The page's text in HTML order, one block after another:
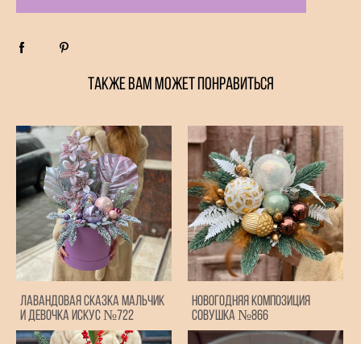
ТАКЖЕ ВАМ МОЖЕТ ПОНРАВИТЬСЯ
Лавандовая Сказка мальчик
и девочка Искус №722
Новогодняя композиция
Совушка №866